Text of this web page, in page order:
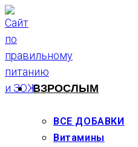
Перейти
к
содержимому
ВЗРОСЛЫМ
ВСЕ ДОБАВКИ
Витамины